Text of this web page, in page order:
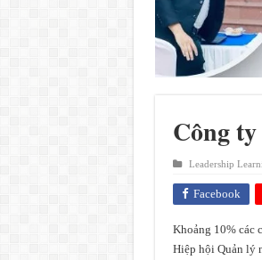
Công
Leadership
Facebook
Khoảng 10% các
Hiệp hội Quản lý